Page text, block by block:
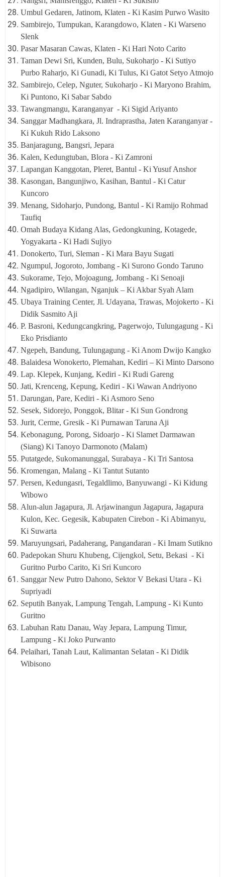
Umbul Gedaren, Jatinom, Klaten - Ki Kasim Purwo Wasito
Sambirejo, Tumpukan, Karangdowo, Klaten - Ki Warseno
Slenk
Pasar Masaran Cawas, Klaten - Ki Hari Noto Carito
Taman Dewi Sri, Kunden, Bulu, Sukoharjo - Ki Sutiyo
Purbo Raharjo, Ki Gunadi, Ki Tulus, Ki Gatot Setyo Atmojo
Sambirejo, Celep, Nguter, Sukoharjo - Ki Maryono Brahim,
Ki Puntono, Ki Sabar Sabdo
Tawangmangu, Karanganyar - Ki Sigid Ariyanto
Sanggar Madhangkara, Jl. Indraprastha, Jaten Karanganyar -
Ki Kukuh Rido Laksono
Banjaragung, Bangsri, Jepara
Kalen, Kedungtuban, Blora - Ki Zamroni
Lapangan Kanggotan, Pleret, Bantul - Ki Yusuf Anshor
Kasongan, Bangunjiwo, Kasihan, Bantul - Ki Catur
Kuncoro
Menang, Sidoharjo, Pundong, Bantul - Ki Ramijo Rohmad
Taufiq
Omah Budaya Kidang Alas, Gedongkuning, Kotagede,
Yogyakarta - Ki Hadi Sujiyo
Donokerto, Turi, Sleman - Ki Mara Bayu Sugati
Ngumpul, Jogoroto, Jombang - Ki Surono Gondo Taruno
Sukorame, Tejo, Mojoagung, Jombang - Ki Senoaji
Ngadipiro, Wilangan, Nganjuk – Ki Akbar Syah Alam
Ubaya Training Center, Jl. Udayana, Trawas, Mojokerto - Ki
Didik Sasmito Aji
P. Basroni, Kedungcangkring, Pagerwojo, Tulungagung - Ki
Eko Prisdianto
Ngepeh, Bandung, Tulungagung - Ki Anom Dwijo Kangko
Balaidesa Wonokerto, Plemahan, Kediri – Ki Minto Darsono
Lap. Klepek, Kunjang, Kediri - Ki Rudi Gareng
Jati, Krenceng, Kepung, Kediri - Ki Wawan Andriyono
Darungan, Pare, Kediri - Ki Asmoro Seno
Sesek, Sidorejo, Ponggok, Blitar - Ki Sun Gondrong
Jurit, Cerme, Gresik - Ki Purnawan Taruna Aji
Kebonagung, Porong, Sidoarjo - Ki Slamet Darmawan
(Siang) Ki Tanoyo Darmonoto (Malam)
Putatgede, Sukomanunggal, Surabaya - Ki Tri Santosa
Kromengan, Malang - Ki Tantut Sutanto
Persen, Kedungasri, Tegaldlimo, Banyuwangi - Ki Kidung
Wibowo
Alun-alun Jagapura, Jl. Arjawinangun Jagapura, Jagapura
Kulon, Kec. Gegesik, Kabupaten Cirebon - Ki Abimanyu,
Ki Suwarta
Maruyungsari, Padaherang, Pangandaran - Ki Imam Sutikno
Padepokan Shuru Khubeng, Cijengkol, Setu, Bekasi - Ki
Guritno Purbo Carito, Ki Sri Kuncoro
Sanggar New Putro Dahono, Sektor V Bekasi Utara - Ki
Supriyadi
Seputih Banyak, Lampung Tengah, Lampung - Ki Kunto
Guritno
Labuhan Ratu Danau, Way Jepara, Lampung Timur,
Lampung - Ki Joko Purwanto
Pelaihari, Tanah Laut, Kalimantan Selatan - Ki Didik
Wibisono